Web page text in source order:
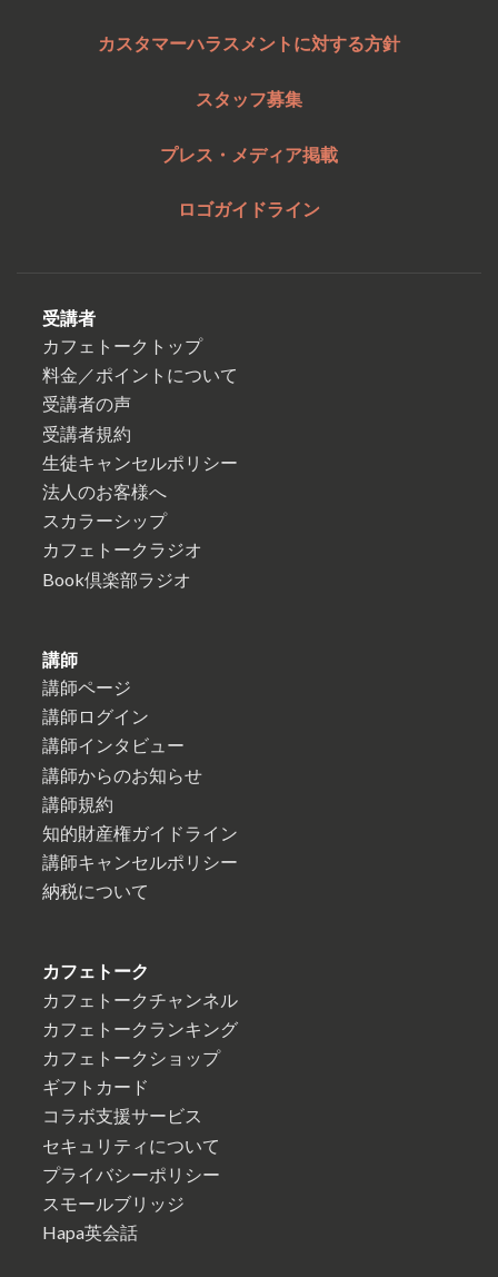
カスタマーハラスメントに対する方針
スタッフ募集
プレス・メディア掲載
ロゴガイドライン
受講者
カフェトークトップ
料金／ポイントについて
受講者の声
受講者規約
生徒キャンセルポリシー
法人のお客様へ
スカラーシップ
カフェトークラジオ
Book倶楽部ラジオ
講師
講師ページ
講師ログイン
講師インタビュー
講師からのお知らせ
講師規約
知的財産権ガイドライン
講師キャンセルポリシー
納税について
カフェトーク
カフェトークチャンネル
カフェトークランキング
カフェトークショップ
ギフトカード
コラボ支援サービス
セキュリティについて
プライバシーポリシー
スモールブリッジ
Hapa英会話